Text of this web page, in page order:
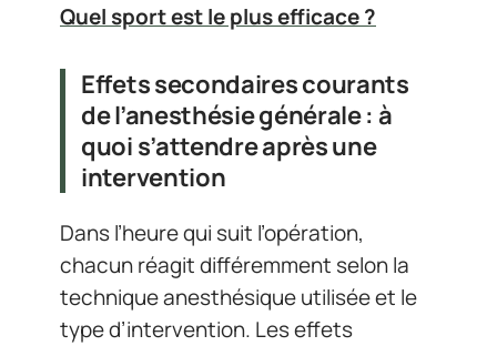
Quel sport est le plus efficace ?
Effets secondaires courants
de l’anesthésie générale : à
quoi s’attendre après une
intervention
Dans l’heure qui suit l’opération,
chacun réagit différemment selon la
technique anesthésique utilisée et le
type d’intervention. Les effets